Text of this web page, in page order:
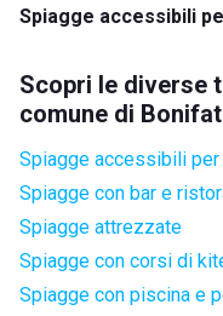
Spiagge accessibili
Scopri le diverse
comune di
Spiagge accessibili
Spiagge con bar e
Spiagge attrezzate
Spiagge con corsi di
Spiagge con piscina e